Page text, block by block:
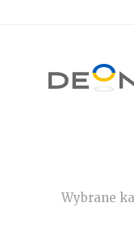
Wybrane